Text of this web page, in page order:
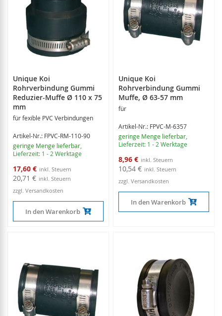
Unique Koi
Rohrverbindung Gummi
Reduzier-Muffe Ø 110 x 75
mm
für fexible PVC Verbindungen
Artikel-Nr.: FPVC-RM-110-90
geringe Menge lieferbar,
Lieferzeit: 1 - 2 Werktage
Sonderangebot
17,60 €
20,71 €
zzgl. Versandkosten
In den Warenkorb
Unique Koi
Rohrverbindung Gummi
Muffe, Ø 63-57 mm
für
Artikel-Nr.: FPVC-M-6357
geringe Menge lieferbar,
Lieferzeit: 1 - 2 Werktage
Sonderangebot
8,96 €
10,54 €
zzgl. Versandkosten
In den Warenkorb